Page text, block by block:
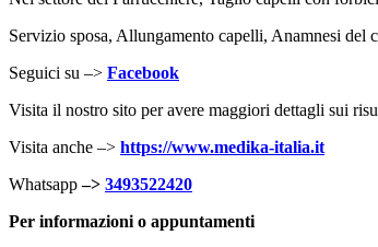
Servizio sposa, Allungamento capelli, Anamnesi
Seguici su –> Facebook
Visita il nostro sito per avere maggiori dettagli sui
Visita anche –> https://www.medika-italia.it
Whatsapp–> 3493522420
Per informazioni o appuntamenti